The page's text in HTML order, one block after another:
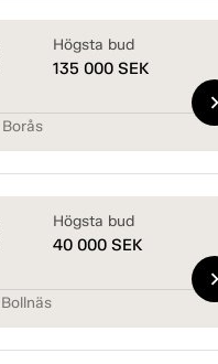
Högsta bud
135 000 SEK
Borås
chevron_right
Högsta bud
40 000 SEK
Bollnäs
chevron_right